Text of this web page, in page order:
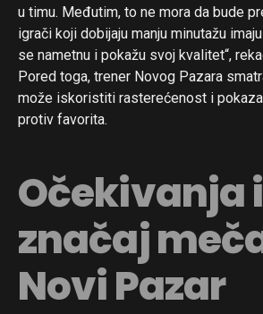
u timu. Međutim, to ne mora da bude
igrači koji dobijaju manju minutažu
se nametnu i pokažu svoj kvalitet“,
Pored toga, trener Novog Pazara
može iskoristiti rasterećenost i
protiv favorita.
Očekivanja i
značaj
Novi Pazar